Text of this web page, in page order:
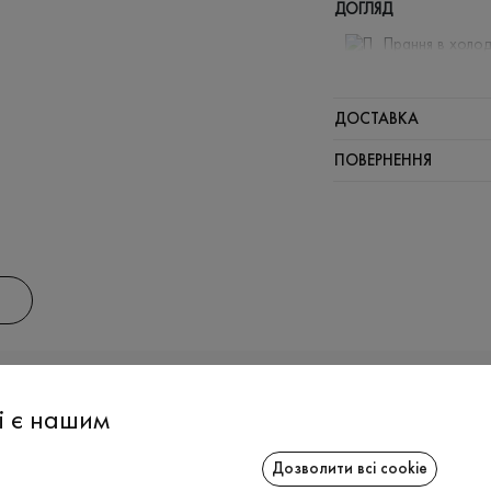
ДОГЛЯД
Прання в
Щадний
ДОСТАВКА
ПОВЕРНЕННЯ
є нашим
Дозволити всі cookie